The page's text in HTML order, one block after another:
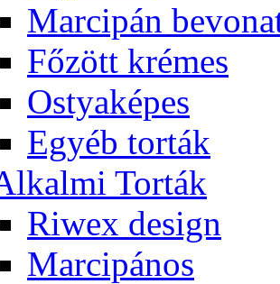
Marcipán
Főzött krémes
Ostyaképes
Egyéb torták
Torták
Riwex design
Marcipános